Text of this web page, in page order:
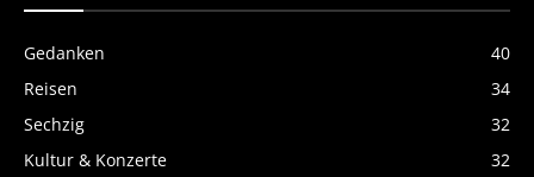
Gedanken
40
Reisen
34
Sechzig
32
Kultur & Konzerte
32